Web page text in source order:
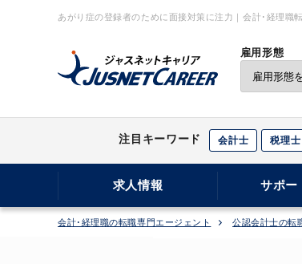
あがり症の登録者のために面接対策に注力｜会計･経理職
雇用形態
注目キーワード 会計士 税理士
求人情報 サポー
会計･経理職の転職専門エージェント 公認会計士の転